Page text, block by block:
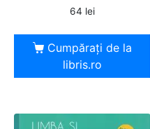
64 lei
Cumpărați de la
libris.ro